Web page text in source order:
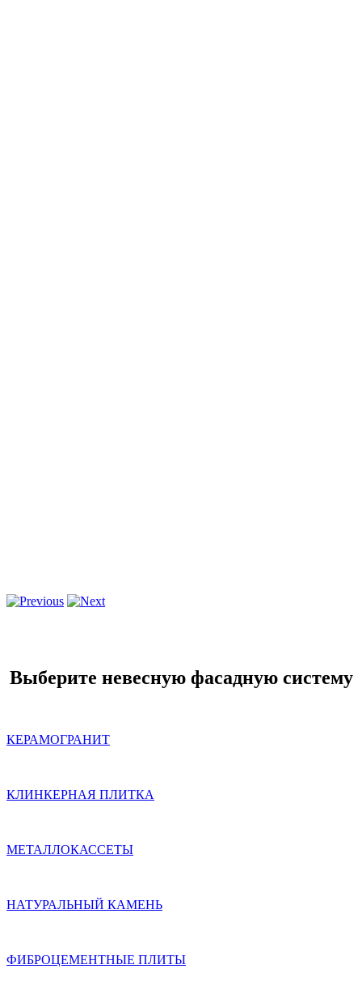
Выберите невесную фасадную систему
КЕРАМОГРАНИТ
КЛИНКЕРНАЯ ПЛИТКА
МЕТАЛЛОКАССЕТЫ
НАТУРАЛЬНЫЙ КАМЕНЬ
ФИБРОЦЕМЕНТНЫЕ ПЛИТЫ